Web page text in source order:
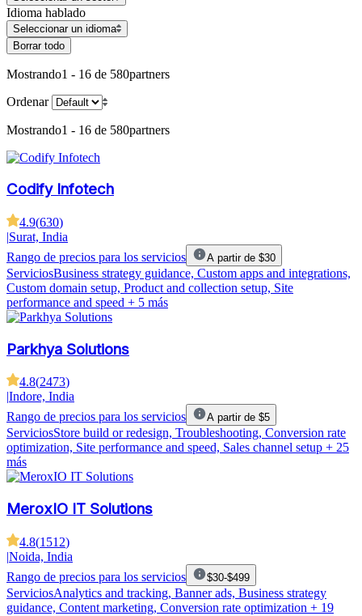
Idioma hablado
Seleccionar un idioma
Borrar todo
Mostrando1 - 16 de 580partners
Ordenar
Mostrando1 - 16 de 580partners
Codify Infotech
4.9(630)
|Surat, India
Rango de precios para los servicios
A partir de $30
ServiciosBusiness strategy guidance, Custom apps and integrations,
Custom domain setup, Product and collection setup, Site
performance and speed + 5 más
Parkhya Solutions
4.8(2473)
Indore, India
Rango de precios para los servicios
A partir de $5
ServiciosStore build or redesign, Troubleshooting, Conversion rate
optimization, Site performance and speed, Sales channel setup + 25
más
MeroxIO IT Solutions
4.8(1512)
|Noida, India
Rango de precios para los servicios
$30-$499
ServiciosAnalytics and tracking, Banner ads, Business strategy
guidance, Content marketing, Conversion rate optimization + 19